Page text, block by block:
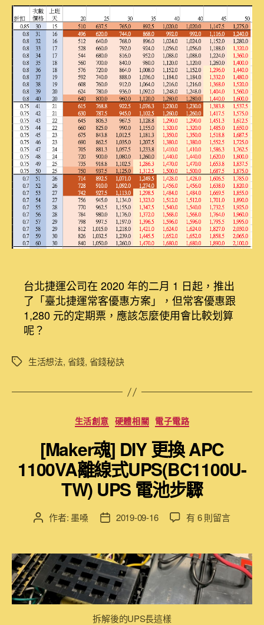
者
佈
日
期
秘
訣]
台
北
捷
運
悠
遊
卡
計
次
常
客
優
惠
怎
麼
搭
最
中
台北捷運公司在 2020 年的二月 1 日起，推出
了「臺北捷運常客優惠方案」，但常客優惠跟
1,280 元的定期票，應該怎麼使用會比較划算
呢？
標
生活想法, 省錢, 省錢秘訣
分
類
生活創意 硬體相關 電子電路
[Maker魂] DIY 更換 APC
1100VA離線式UPS(BC1100U-
TW) UPS 電池步驟
文
者
作者: 墨嗓
文
佈
期
2019-09-16
在
DIY
更
換
APC
1100VA
有 6 則留言
拆解後的UPS長這樣